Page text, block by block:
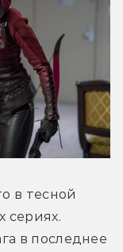
в тесной
сериях.
в последнее